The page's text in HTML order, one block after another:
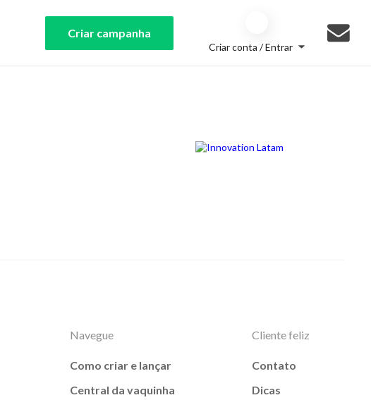
Criar campanha
Criar conta / Entrar
Navegue
Como criar e lançar
Central da vaquinha
Cliente feliz
Contato
Dicas